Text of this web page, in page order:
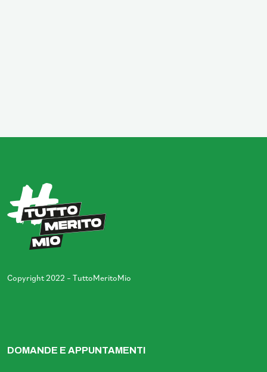
Copyright 2022 – TuttoMeritoMio
DOMANDE E APPUNTAMENTI